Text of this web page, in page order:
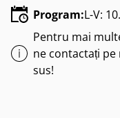
Program:L-V:
Pentru mai
ne contactați
sus!